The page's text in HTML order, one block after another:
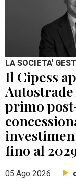
LA SOCIETA'
Il Cipess
primo
fino al
05 Ago 2026